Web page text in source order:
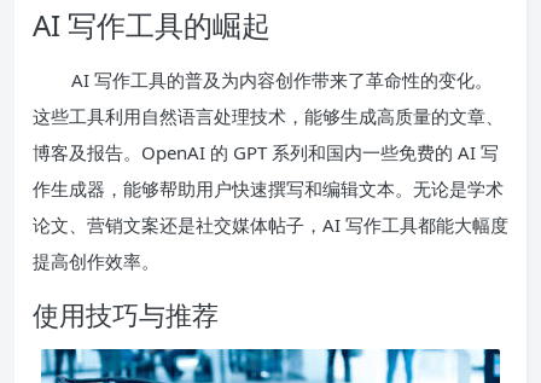
AI 写作工具的崛起
AI 写作工具的普及为内容创作带来了革命性的变化。
这些工具利用自然语言处理技术，能够生成高质量的文章、
博客及报告。OpenAI 的 GPT 系列和国内一些免费的 AI 写
作生成器，能够帮助用户快速撰写和编辑文本。无论是学术
论文、营销文案还是社交媒体帖子，AI 写作工具都能大幅度
提高创作效率。
使用技巧与推荐